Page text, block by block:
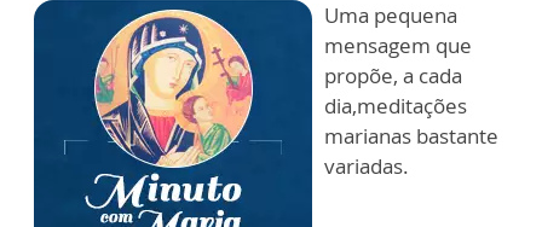
Uma pequena
mensagem que
propõe, a cada
dia,meditações
marianas bastante
variadas.